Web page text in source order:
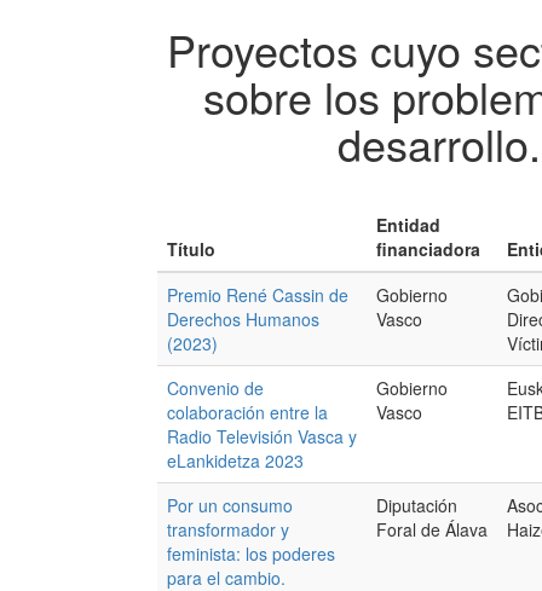
Proyectos cuyo
sobre los
Título
Entidad
financiadora
Premio René Cassin de
Derechos Humanos
(2023)
Gobierno
Vasco
Convenio de
colaboración entre la
Radio Televisión Vasca y
eLankidetza 2023
Gobierno
Vasco
Por un consumo
transformador y
feminista: los poderes
para el cambio.
Diputación
Foral de Álava